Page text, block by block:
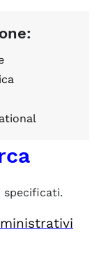
specificati.